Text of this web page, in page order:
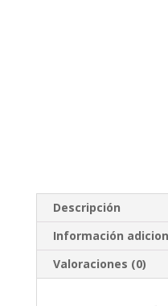
Descripción
Información
Valoraciones (0)